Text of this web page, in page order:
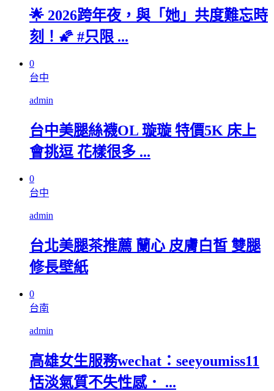
🌟 2026跨年夜，與「她」共度難忘時
刻！🌠 #只限 ...
0
台中
admin
台中美腿絲襪OL 璇璇 特價5K 床上
會挑逗 花樣很多 ...
0
台中
admin
台北美腿茶推薦 蘭心 皮膚白皙 雙腿
修長壁紙
0
台南
admin
高雄女生服務wechat：seeyoumiss11
恬淡氣質不失性感． ...